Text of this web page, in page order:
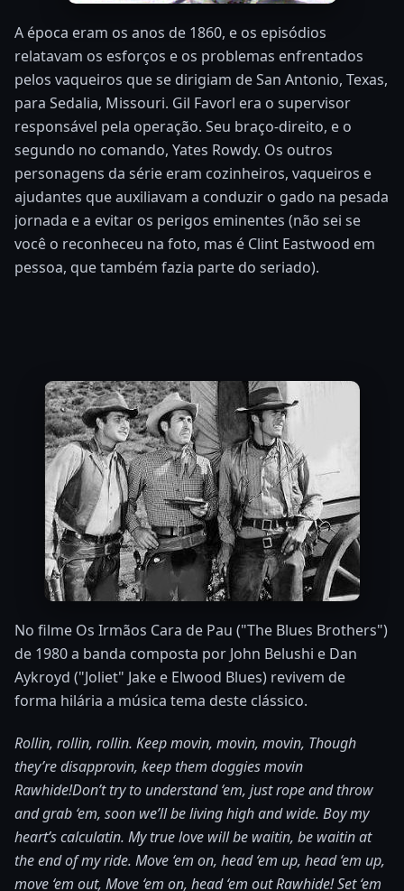
A época eram os anos de 1860, e os episódios
relatavam os esforços e os problemas enfrentados
pelos vaqueiros que se dirigiam de San Antonio, Texas,
para Sedalia, Missouri. Gil Favorl era o supervisor
responsável pela operação. Seu braço-direito, e o
segundo no comando, Yates Rowdy. Os outros
personagens da série eram cozinheiros, vaqueiros e
ajudantes que auxiliavam a conduzir o gado na pesada
jornada e a evitar os perigos eminentes (não sei se
você o reconheceu na foto, mas é Clint Eastwood em
pessoa, que também fazia parte do seriado).
No filme Os Irmãos Cara de Pau ("The Blues Brothers")
de 1980 a banda composta por John Belushi e Dan
Aykroyd ("Joliet" Jake e Elwood Blues) revivem de
forma hilária a música tema deste clássico.
Rollin, rollin, rollin. Keep movin, movin, movin, Though
they’re disapprovin, keep them doggies movin
Rawhide!Don’t try to understand ‘em, just rope and throw
and grab ‘em, soon we’ll be living high and wide. Boy my
heart’s calculatin. My true love will be waitin, be waitin at
the end of my ride. Move ‘em on, head ‘em up, head ‘em up,
move ‘em out, Move ‘em on, head ‘em out Rawhide! Set ‘em